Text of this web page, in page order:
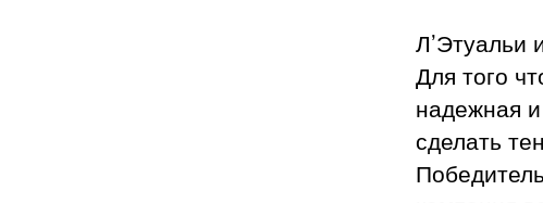
Л’Этуальи
Для того
надежная
сделать